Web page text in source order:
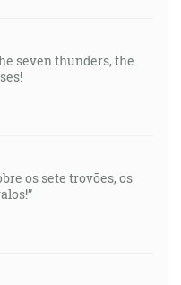
seven thunders, the
os sete trovões, os